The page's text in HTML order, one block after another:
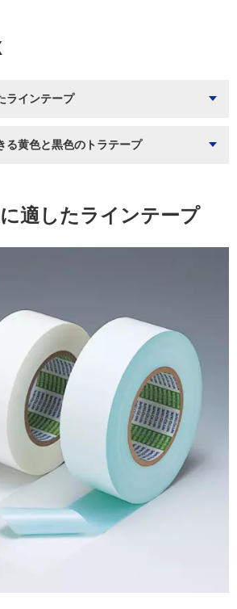
ラインテープ
る黄色と黒色のトラテープ
適したラインテープ